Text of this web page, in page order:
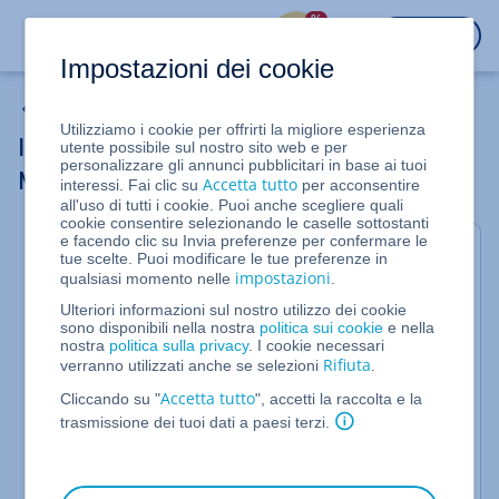
%
Installare plugin e temi personalizzati su
Managed WordPress
Per Hosting Managed per WordPress versione
4.5.3 o più recente
Utilizzando il programma di installazione integrato,
è possibile installare i plugin e temi personali su
Hosting Managed per WordPress. Per farlo, procedi
Requisito
dell'applicazione Hosting Managed per WordPress.
Impostazioni dei cookie
Utilizziamo i cookie per offrirti la migliore esperienza
utente possibile sul nostro sito web e per
personalizzare gli annunci pubblicitari in base ai tuoi
interessi. Fai clic suAccetta tutto per acconsentire
all'uso di tutti i cookie. Puoi anche scegliere quali
cookie consentire selezionando le caselle sottostanti
e facendo clic su Invia preferenze per confermare le
tue scelte. Puoi modificare le tue preferenze in
qualsiasi momento nelle impostazioni
Ulteriori informazioni sul nostro utilizzo dei cookie
sono disponibili nella nostra politica sui cookie e nella
nostra politica sulla privacy. I cookie necessari
verranno utilizzati anche se selezioni Rifiuta
Cliccando su "Accetta tutto", accetti la raccolta e la
trasmissione dei tuoi dati a paesi terzi.